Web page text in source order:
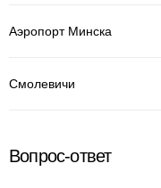
Аэропорт Минска
Смолевичи
Вопрос-ответ